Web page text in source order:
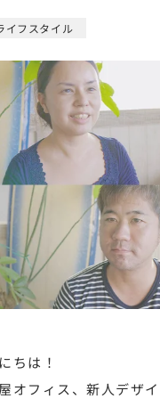
イフスタイル
ちは！
オフィス、新人デザ